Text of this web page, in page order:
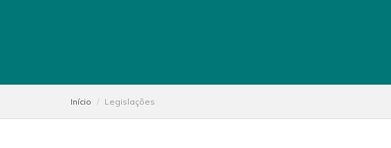
Início Legislações